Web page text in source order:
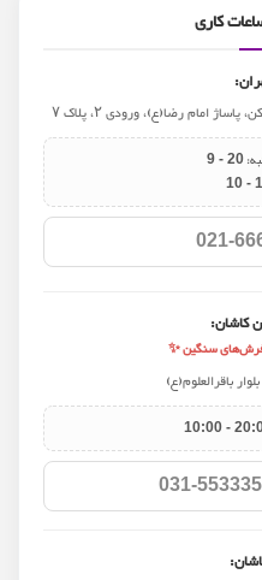
کاری
امام رضا(ع)، ورودی ۲، پلاک ۷
9 - 20
10 -
021-
کاشان:
سنگین ✨
باقرالعلوم(ع)
10:00 -
031-